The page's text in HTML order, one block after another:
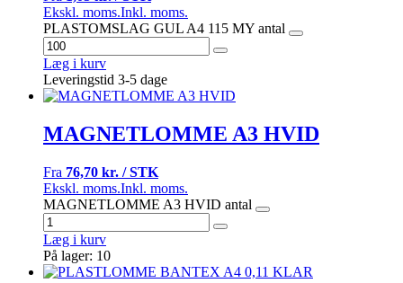
Ekskl. moms.Inkl. moms.
PLASTOMSLAG GUL A4 115 MY antal
Læg i kurv
Leveringstid 3-5 dage
MAGNETLOMME A3 HVID
Fra 76,70 kr. / STK
Ekskl. moms.Inkl. moms.
MAGNETLOMME A3 HVID antal
Læg i kurv
På lager: 10